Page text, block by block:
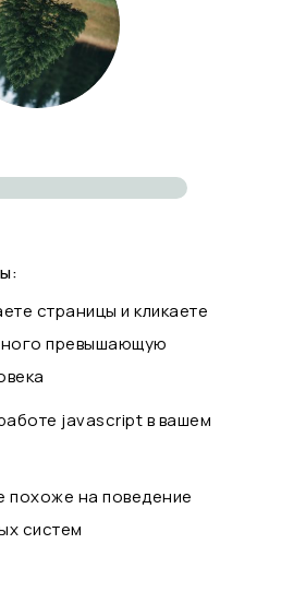
страницы и кликаете
превышающую
javascript в вашем
похоже на поведение
систем